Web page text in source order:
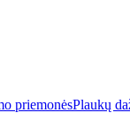
priemonėsPlaukų